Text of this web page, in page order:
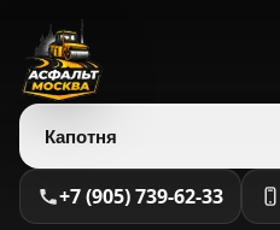
Выберите регион
+7 (905) 739-62-33